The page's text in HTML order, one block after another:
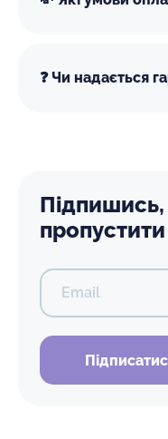
❓ Чи надається
Email